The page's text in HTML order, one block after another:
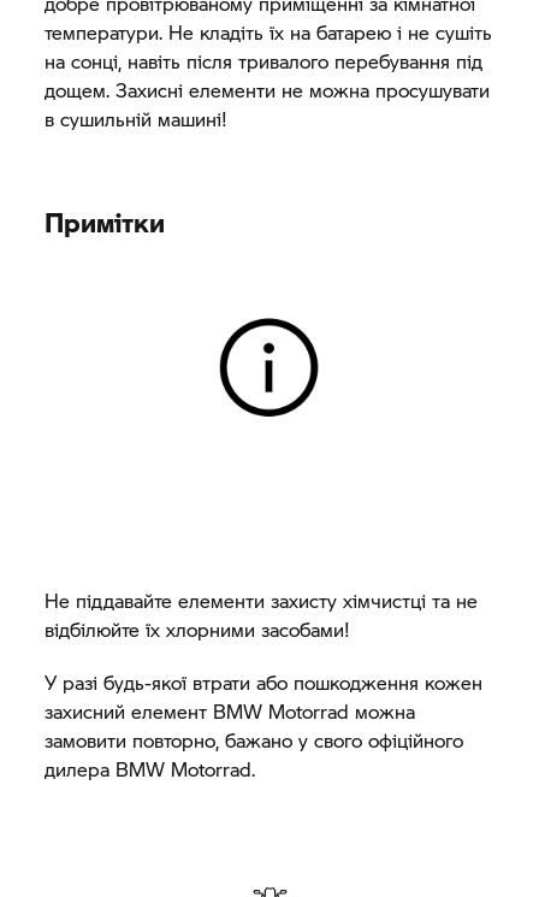
температури. Не кладіть їх на батарею і не сушіть
на сонці, навіть після тривалого перебування під
дощем. Захисні елементи не можна просушувати
в сушильній машині!
Примітки
Не піддавайте елементи захисту хімчистці та не
відбілюйте їх хлорними засобами!
У разі будь-якої втрати або пошкодження кожен
захисний елемент BMW Motorrad можна
замовити повторно, бажано у свого офіційного
дилера BMW Motorrad.